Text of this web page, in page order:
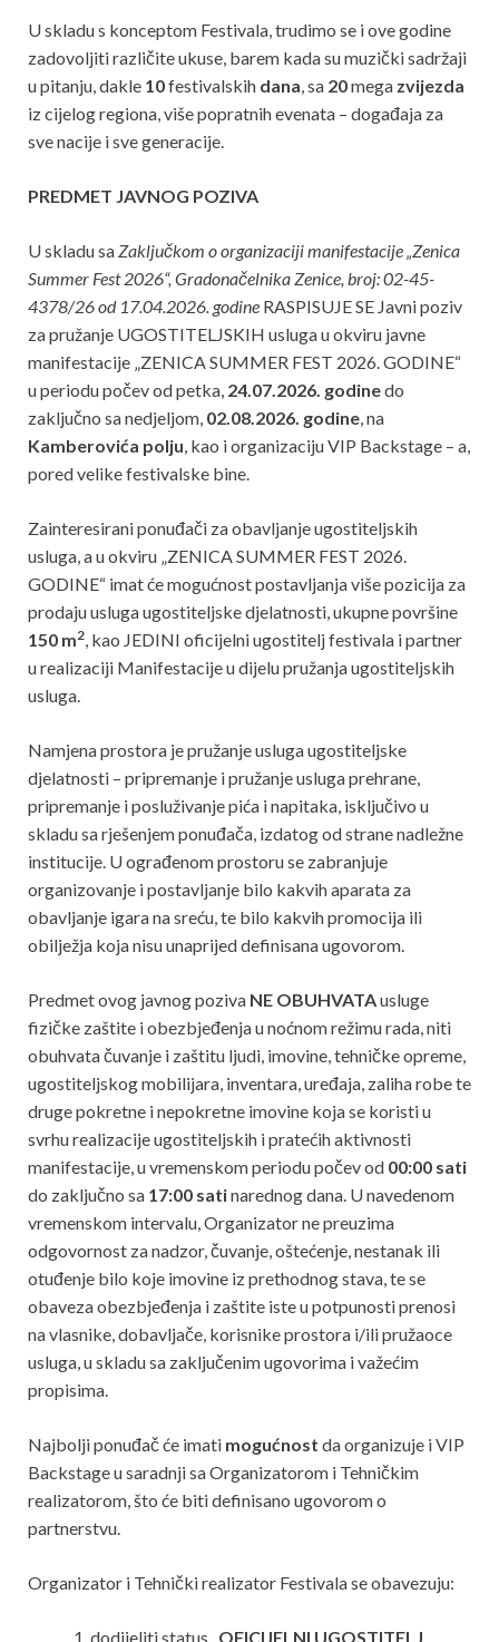
U skladu s konceptom Festivala, trudimo se i ove godine
zadovoljiti različite ukuse, barem kada su muzički sadržaji
u pitanju, dakle 10festivalskih dana, sa 20mega zvijezda
iz cijelog regiona, više popratnih evenata – događaja za
sve nacije i sve generacije.
PREDMET JAVNOG POZIVA
U skladu saZaključkom o organizaciji manifestacije „Zenica
Summer Fest 2026“, Gradonačelnika Zenice, broj: 02-45-
4378/26 od 17.04.2026. godine RASPISUJE SE Javni poziv
za pružanje UGOSTITELJSKIH usluga u okviru javne
manifestacije „ZENICA SUMMER FEST 2026. GODINE“
u periodu počev od petka, 24.07.2026. godinedo
zaključno sa nedjeljom, 02.08.2026. godine, na
Kamberovića polju, kao i organizaciju VIP Backstage – a,
pored velike festivalske bine.
Zainteresirani ponuđači za obavljanje ugostiteljskih
usluga, a u okviru „ZENICA SUMMER FEST 2026.
GODINE“ imat će mogućnost postavljanja više pozicija za
prodaju usluga ugostiteljske djelatnosti, ukupne površine
150 m2, kao JEDINI oficijelni ugostitelj festivala i partner
u realizaciji Manifestacije u dijelu pružanja ugostiteljskih
usluga.
Namjena prostora je pružanje usluga ugostiteljske
djelatnosti – pripremanje i pružanje usluga prehrane,
pripremanje i posluživanje pića i napitaka, isključivo u
skladu sa rješenjem ponuđača, izdatog od strane nadležne
institucije. U ograđenom prostoru se zabranjuje
organizovanje i postavljanje bilo kakvih aparata za
obavljanje igara na sreću, te bilo kakvih promocija ili
obilježja koja nisu unaprijed definisana ugovorom.
Predmet ovog javnog poziva NE OBUHVATAusluge
fizičke zaštite i obezbjeđenja u noćnom režimu rada, niti
obuhvata čuvanje i zaštitu ljudi, imovine, tehničke opreme,
ugostiteljskog mobilijara, inventara, uređaja, zaliha robe te
druge pokretne i nepokretne imovine koja se koristi u
svrhu realizacije ugostiteljskih i pratećih aktivnosti
manifestacije, u vremenskom periodu počev od 00:00 sati
do zaključno sa 17:00 satinarednog dana. U navedenom
vremenskom intervalu, Organizator ne preuzima
odgovornost za nadzor, čuvanje, oštećenje, nestanak ili
otuđenje bilo koje imovine iz prethodnog stava, te se
obaveza obezbjeđenja i zaštite iste u potpunosti prenosi
na vlasnike, dobavljače, korisnike prostora i/ili pružaoce
usluga, u skladu sa zaključenim ugovorima i važećim
propisima.
Najbolji ponuđač će imati mogućnost da organizuje i VIP
Backstage u saradnji sa Organizatorom i Tehničkim
realizatorom, što će biti definisano ugovorom o
partnerstvu.
Organizator i Tehnički realizator Festivala se obavezuju:
dodijeliti status „OFICIJELNI UGOSTITELJ